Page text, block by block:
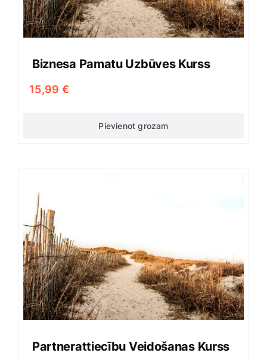
Biznesa Pamatu Uzbūves Kurss
15,99 €
Pievienot grozam
Partnerattiecību Veidošanas Kurss